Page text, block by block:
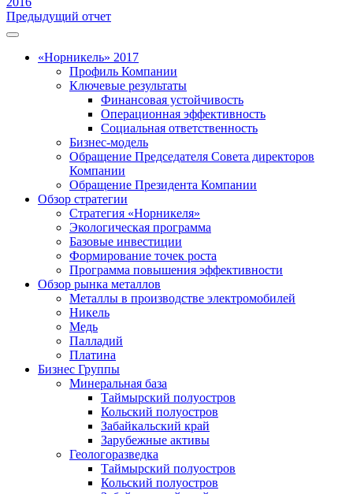
Предыдущий отчет
«Норникель» 2017
Профиль Компании
Ключевые результаты
Финансовая устойчивость
Операционная эффективность
Социальная ответственность
Бизнес-модель
Обращение Председателя Совета директоров
Компании
Обращение Президента Компании
Обзор стратегии
Стратегия «Норникеля»
Экологическая программа
Базовые инвестиции
Формирование точек роста
Программа повышения эффективности
Обзор рынка металлов
Металлы в производстве электромобилей
Никель
Медь
Палладий
Платина
Бизнес Группы
Минеральная база
Таймырский полуостров
Кольский полуостров
Забайкальский край
Зарубежные активы
Геологоразведка
Таймырский полуостров
Кольский полуостров